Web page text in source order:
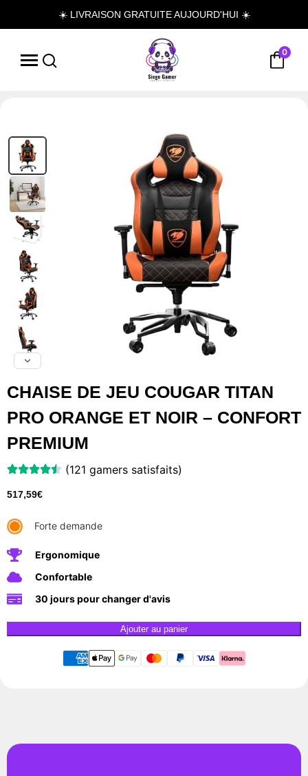
☀️ LIVRAISON GRATUITE AUJOURD'HUI ☀️
0
CHAISE DE JEU COUGAR TITAN
PRO ORANGE ET NOIR – CONFORT
PREMIUM
(121 gamers satisfaits)
517,59€
Forte demande
Ergonomique
Confortable
30 jours pour changer d'avis
Ajouter au panier